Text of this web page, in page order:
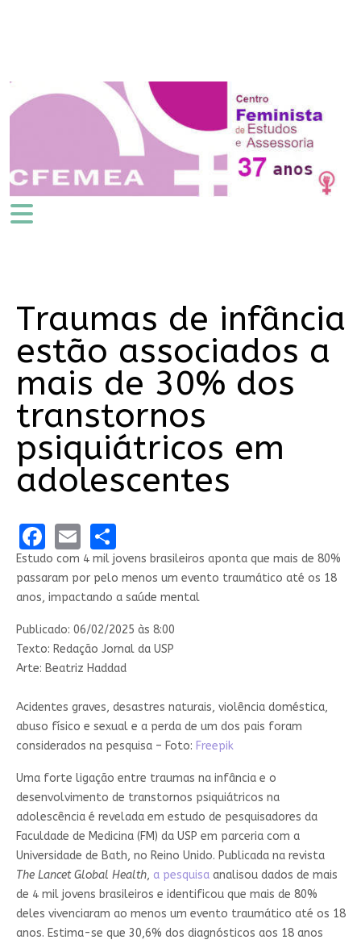
Traumas de infância
estão associados a
mais de 30% dos
transtornos
psiquiátricos em
adolescentes
Facebook
EmailShare
Estudo com 4 mil jovens brasileiros aponta que mais de 80%
passaram por pelo menos um evento traumático até os 18
anos, impactando a saúde mental
Publicado: 06/02/2025 às 8:00
Texto: Redação Jornal da USP
Arte: Beatriz Haddad
Acidentes graves, desastres naturais, violência doméstica,
abuso físico e sexual e a perda de um dos pais foram
considerados na pesquisa – Foto: Freepik
Uma forte ligação entre traumas na infância e o
desenvolvimento de transtornos psiquiátricos na
adolescência é revelada em estudo de pesquisadores da
Faculdade de Medicina (FM) da USP em parceria com a
Universidade de Bath, no Reino Unido. Publicada na revista
The Lancet Global Health, a pesquisaanalisou dados de mais
de 4 mil jovens brasileiros e identificou que mais de 80%
deles vivenciaram ao menos um evento traumático até os 18
anos. Estima-se que 30,6% dos diagnósticos aos 18 anos